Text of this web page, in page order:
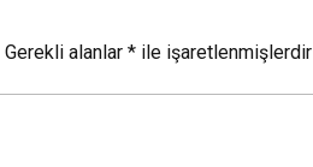
Gerekli alanlar * ile işaretlenmişlerdir